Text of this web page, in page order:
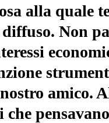
alla quale
diffuso. Non
amico.
che